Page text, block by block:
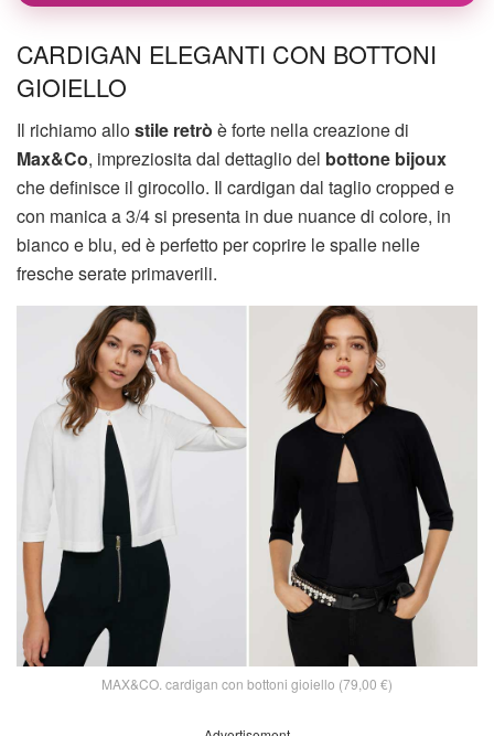
CARDIGAN ELEGANTI CON BOTTONI
GIOIELLO
Il richiamo allostile retrò è forte nella creazione di
Max&Co, impreziosita dal dettaglio del bottone bijoux
che definisce il girocollo. Il cardigan dal taglio cropped e
con manica a 3/4 si presenta in due nuance di colore, in
bianco e blu, ed è perfetto per coprire le spalle nelle
fresche serate primaverili.
MAX&CO. cardigan con bottoni gioiello (79,00 €)